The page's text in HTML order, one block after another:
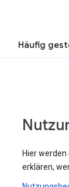
Häufig
Hier
erklären,